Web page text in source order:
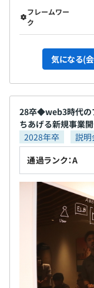
フレームワー
ク
気になる(
28卒◆web3時代の
ちあげる新規事業
2028年卒
説明
通過ランク：A